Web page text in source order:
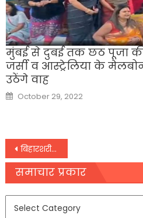
मुंबई से दुबई तक छठ पूजा
जर्सी व आस्‍ट्रेलिया के
उठेंगे वाह
Posted
on
October 29, 2022
Post
navigation
बिहारशरीफ: लॉकडाउन के अनुपालन को लेकर यातायात थाना पुलिस सख्त
समाचार प्रकार
समाचार